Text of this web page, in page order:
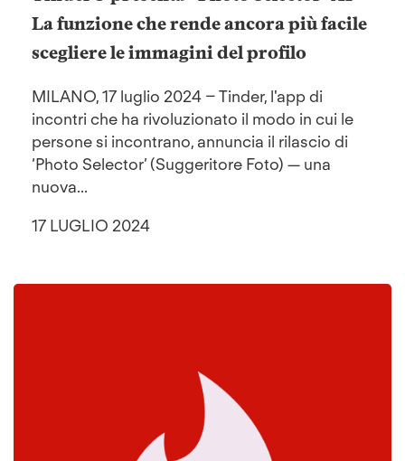
La funzione che rende ancora più facile
scegliere le immagini del profilo
MILANO, 17 luglio 2024 – Tinder, l'app di
incontri che ha rivoluzionato il modo in cui le
persone si incontrano, annuncia il rilascio di
‘Photo Selector’ (Suggeritore Foto) — una
nuova...
17 LUGLIO 2024